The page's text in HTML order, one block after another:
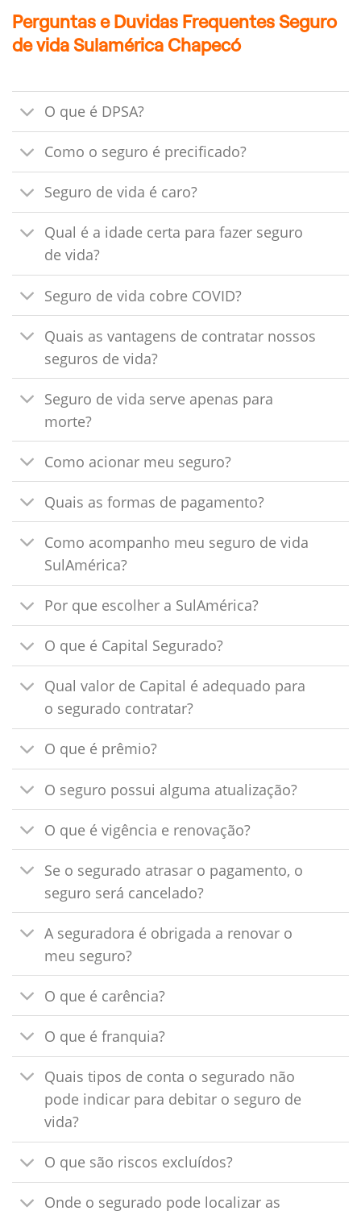
Perguntas e Duvidas Frequentes Seguro
de vida Sulamérica Chapecó
O que é DPSA?
Como o seguro é precificado?
Seguro de vida é caro?
Qual é a idade certa para fazer seguro
de vida?
Seguro de vida cobre COVID?
Quais as vantagens de contratar nossos
seguros de vida?
Seguro de vida serve apenas para
morte?
Como acionar meu seguro?
Quais as formas de pagamento?
Como acompanho meu seguro de vida
SulAmérica?
Por que escolher a SulAmérica?
O que é Capital Segurado?
Qual valor de Capital é adequado para
o segurado contratar?
O que é prêmio?
O seguro possui alguma atualização?
O que é vigência e renovação?
Se o segurado atrasar o pagamento, o
seguro será cancelado?
A seguradora é obrigada a renovar o
meu seguro?
O que é carência?
O que é franquia?
Quais tipos de conta o segurado não
pode indicar para debitar o seguro de
vida?
O que são riscos excluídos?
Onde o segurado pode localizar as